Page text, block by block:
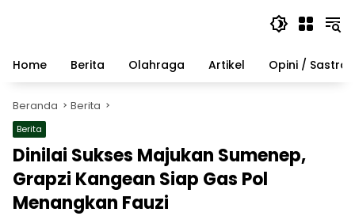
Home
Berita Olahraga Artikel Opini / Sastra
Beranda Berita
Berita
Dinilai Sukses Majukan Sumenep,
Grapzi Kangean Siap Gas Pol
Menangkan Fauzi